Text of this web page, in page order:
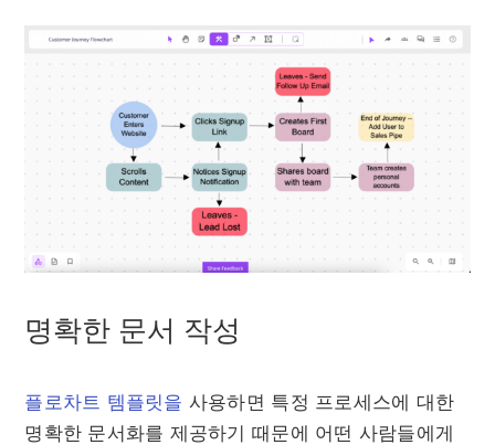
명확한 문서 작성
플로차트 템플릿을 사용하면 특정 프로세스에 대한
명확한 문서화를 제공하기 때문에 어떤 사람들에게